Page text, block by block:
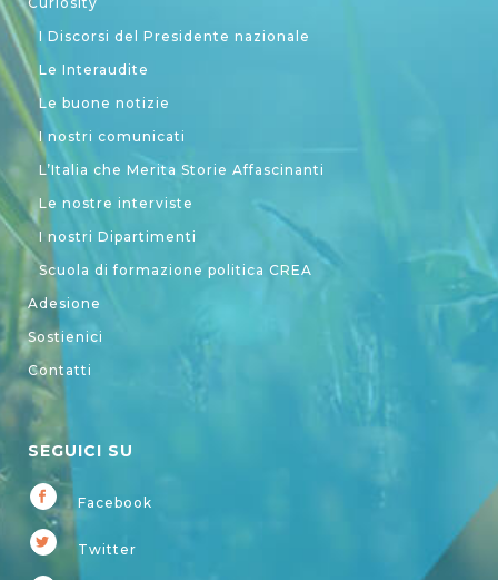
I Discorsi del Presidente nazionale
Le Interaudite
Le buone notizie
I nostri comunicati
L’Italia che Merita Storie Affascinanti
Le nostre interviste
I nostri Dipartimenti
Scuola di formazione politica CREA
Adesione
Sostienici
Contatti
SEGUICI SU
Facebook
Twitter